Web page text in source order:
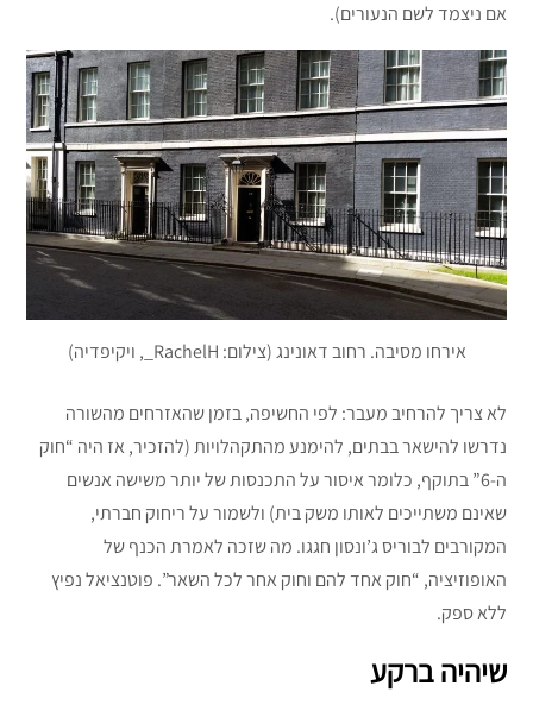
אם ניצמד לשם הנעורים).
אירחו מסיבה. רחוב דאונינג (צילום: RachelH_, ויקיפדיה)
לא צריך להרחיב מעבר: לפי החשיפה, בזמן שהאזרחים מהשורה
נדרשו להישאר בבתים, להימנע מהתקהלויות (להזכיר, אז היה “חוק
ה-6” בתוקף, כלומר איסור על התכנסות של יותר משישה אנשים
שאינם משתייכים לאותו משק בית) ולשמור על ריחוק חברתי,
המקורבים לבוריס ג’ונסון חגגו. מה שזכה לאמרת הכנף של
האופוזיציה, “חוק אחד להם וחוק אחר לכל השאר”. פוטנציאל נפיץ
ללא ספק.
שיהיה ברקע